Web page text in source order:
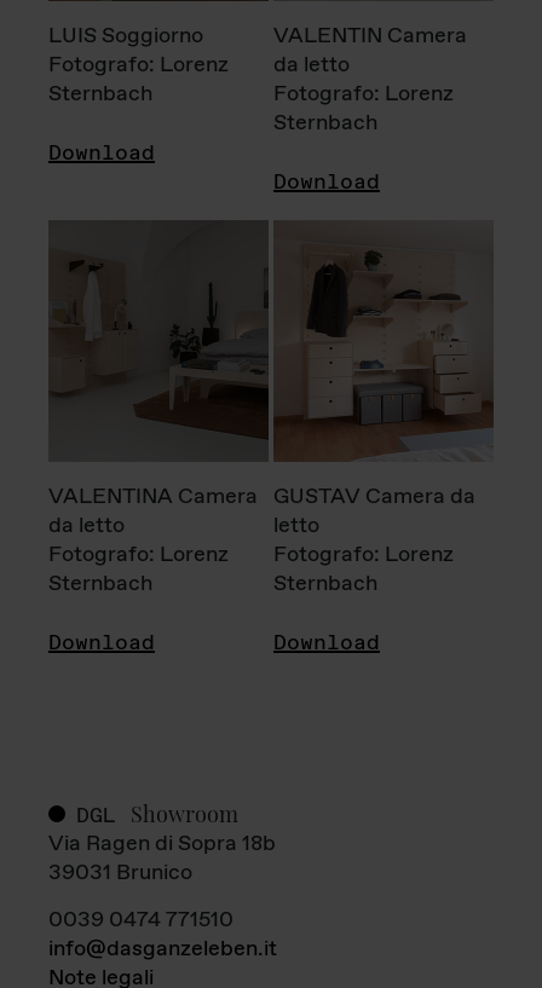
LUIS Soggiorno
Fotografo: Lorenz
Sternbach
Download
VALENTIN Camera
da letto
Fotografo: Lorenz
Sternbach
Download
VALENTINA Camera
da letto
Fotografo: Lorenz
Sternbach
Download
GUSTAV Camera da
letto
Fotografo: Lorenz
Sternbach
Download
DGL Showroom
Via Ragen di Sopra 18b
39031 Brunico
0039 0474 771510
info@dasganzeleben.it
Note legali